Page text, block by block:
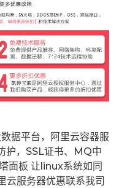
据平台，阿里云容器服
护，SSL证书、MQ中
面板 让 linux系统如同
服务器优惠联系我司